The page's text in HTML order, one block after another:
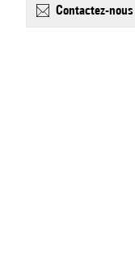
contactez-nous